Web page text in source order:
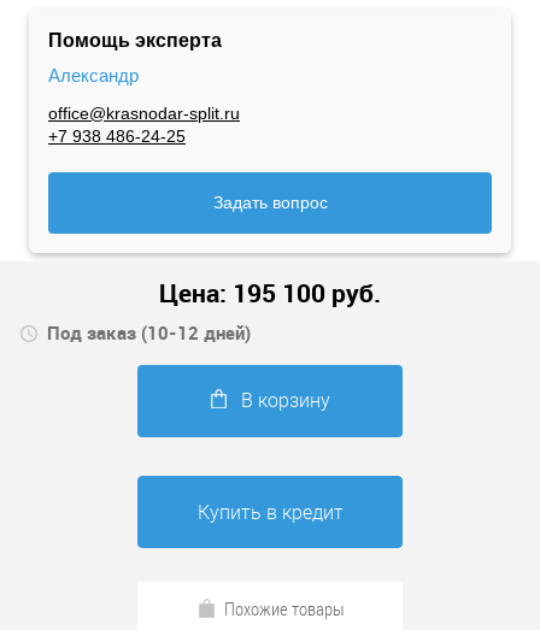
Помощь эксперта
Александр
office@krasnodar-split.ru
+7 938 486-24-25
Задать вопрос
Цена: 195 100 руб.
Под заказ (10-12 дней)
В корзину
Купить в кредит
Похожие товары